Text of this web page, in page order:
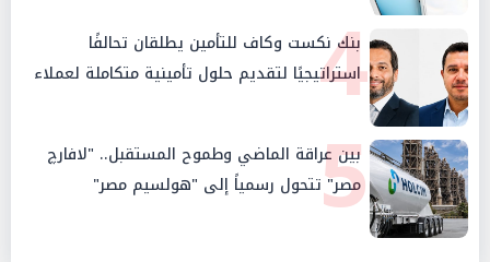
4
بنك نكست وكاف للتأمين يطلقان تحالفًا
استراتيجيًا لتقديم حلول تأمينية متكاملة لعملاء
البنك
5
بين عراقة الماضي وطموح المستقبل.. "لافارچ
مصر" تتحول رسمياً إلى "هولسيم مصر"